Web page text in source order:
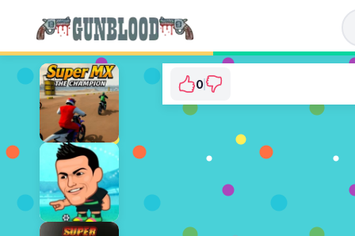
⭐ 아직 투표되지 않았습니다. (0
지금 플레이
0